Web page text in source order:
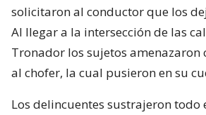
solicitaron al conductor que los
Al llegar a la intersección de las
Tronador los sujetos amenazaron
al chofer, la cual pusieron en su
Los delincuentes sustrajeron todo